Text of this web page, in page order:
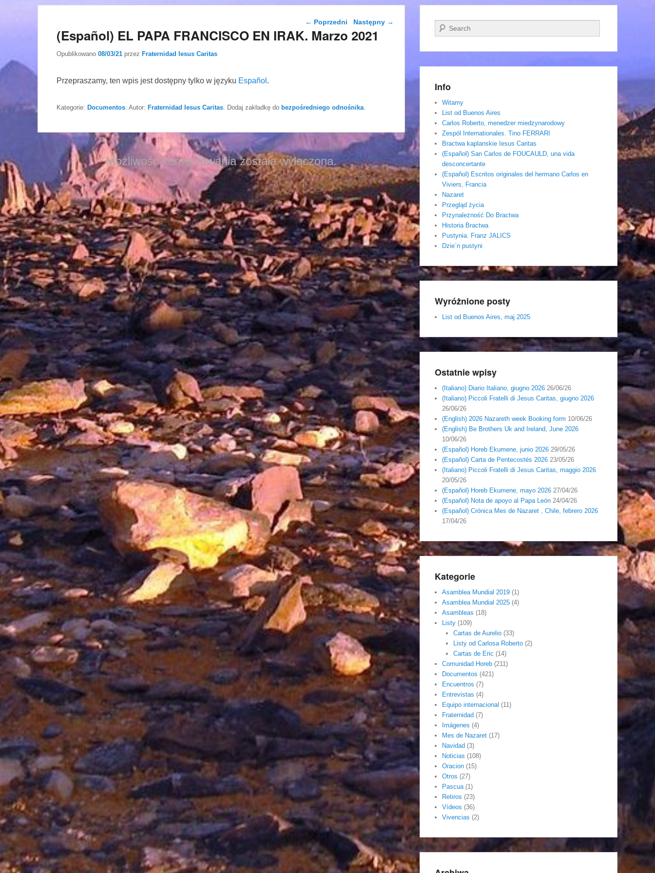
Nawigacja wpisu
← Poprzedni Następny →
(Español) EL PAPA FRANCISCO EN IRAK. Marzo 2021
Opublikowano 08/03/21 przez Fraternidad Iesus Caritas
Przepraszamy, ten wpis jest dostępny tylko w języku Español .
Kategorie: Documentos . Autor: Fraternidad Iesus Caritas . Dodaj zakładkę do bezpośredniego odnośnika
Możliwość komentowania została wyłączona.
Szukaj
Info
Witamy
List od Buenos Aires
Carlos Roberto, menedzer miedzynarodowy
Zespól Internationales. Tino FERRARI
Bractwa kaplanskie Iesus Caritas
(Español) San Carlos de FOUCAULD, una vida
desconcertante
(Español) Escritos originales del hermano Carlos en
Viviers, Francia
Nazaret
Przegląd życia
Przynależność Do Bractwa
Historia Bractwa
Pustynia. Franz JALICS
Dzie´n pustyni
Wyróżnione posty
List od Buenos Aires, maj 2025
Ostatnie wpisy
(Italiano) Diario Italiano, giugno 2026 26/06/26
(Italiano) Piccoli Fratelli di Jesus Caritas, giugno 2026
26/06/26
(English) 2026 Nazareth week Booking form 10/06/26
(English) Be Brothers Uk and Ireland, June 2026
10/06/26
(Español) Horeb Ekumene, junio 2026 29/05/26
(Español) Carta de Pentecostés 2026 23/05/26
(Italiano) Piccoli Fratelli di Jesus Caritas, maggio 2026
20/05/26
(Español) Horeb Ekumene, mayo 2026 27/04/26
(Español) Nota de apoyo al Papa León 24/04/26
(Español) Crónica Mes de Nazaret , Chile, febrero 2026
17/04/26
Kategorie
Asamblea Mundial 2019 (1)
Asamblea Mundial 2025 (4)
Asambleas (18)
Listy (109)
Cartas de Aurelio(33)
Listy od Carlosa Roberto(2)
Cartas de Eric (14)
Comunidad Horeb (211)
Documentos (421)
Encuentros (7)
Entrevistas (4)
Equipo internacional (11)
Fraternidad (7)
Imágenes (4)
Mes de Nazaret (17)
Navidad (3)
Noticias (108)
Oracion (15)
Otros (27)
Pascua(1)
Retiros (23)
Vídeos (36)
Vivencias (2)